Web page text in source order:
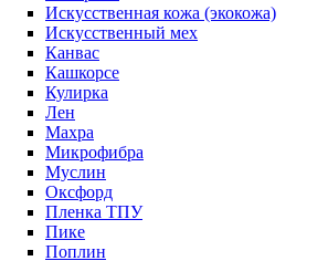
Искусственная кожа (экокожа)
Искусственный мех
Канвас
Кашкорсе
Кулирка
Лен
Махра
Микрофибра
Муслин
Оксфорд
Пленка ТПУ
Пике
Поплин